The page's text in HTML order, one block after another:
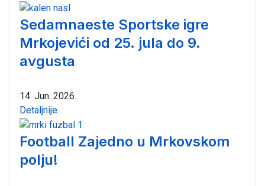
Sedamnaeste Sportske igre
Mrkojevići od 25. jula do 9.
avgusta
14. Jun. 2026.
Detaljnije...
Football Zajedno u Mrkovskom
polju!